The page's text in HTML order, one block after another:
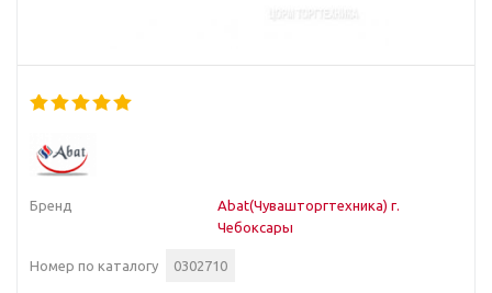
Бренд
Abat(Чувашторгтехника) г.
Чебоксары
Номер по каталогу 0302710